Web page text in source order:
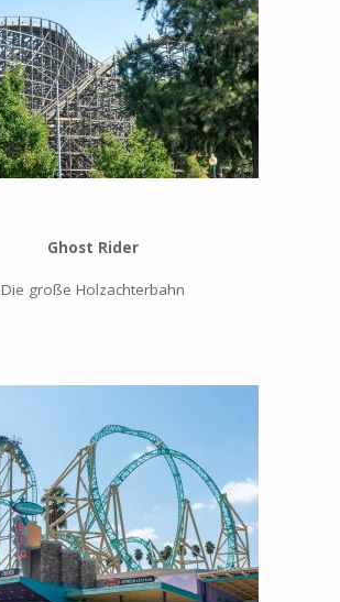
Ghost Rider
Die große Holzachterbahn